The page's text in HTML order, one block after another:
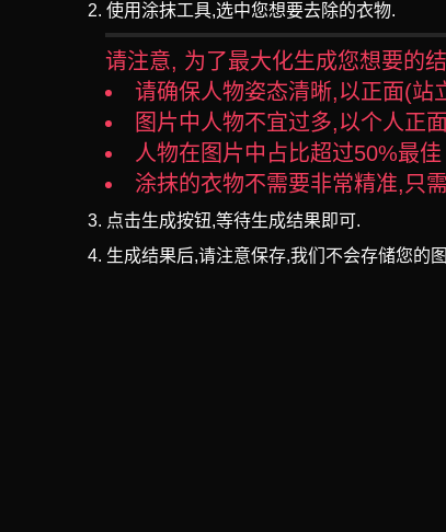
使用涂抹工具,选中您想要去除的衣物.
请注意, 为了最大化生成您想要的
请确保人物姿态清晰,以正面(站
图片中人物不宜过多,以个人正
人物在图片中占比超过50%最佳
涂抹的衣物不需要非常精准,只
点击生成按钮,等待生成结果即可.
生成结果后,请注意保存,我们不会存储您的